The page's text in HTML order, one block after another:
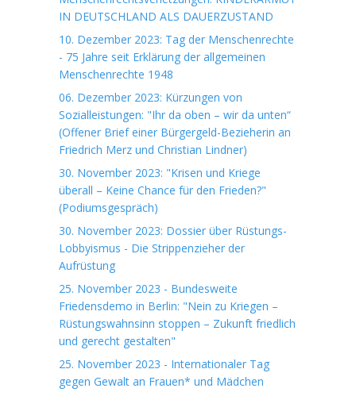
IN DEUTSCHLAND ALS DAUERZUSTAND
10. Dezember 2023: Tag der Menschenrechte
- 75 Jahre seit Erklärung der allgemeinen
Menschenrechte 1948
06. Dezember 2023: Kürzungen von
Sozialleistungen: "Ihr da oben – wir da unten“
(Offener Brief einer Bürgergeld-Bezieherin an
Friedrich Merz und Christian Lindner)
30. November 2023: "Krisen und Kriege
überall – Keine Chance für den Frieden?"
(Podiumsgespräch)
30. November 2023: Dossier über Rüstungs-
Lobbyismus - Die Strippenzieher der
Aufrüstung
25. November 2023 - Bundesweite
Friedensdemo in Berlin: "Nein zu Kriegen –
Rüstungswahnsinn stoppen – Zukunft friedlich
und gerecht gestalten"
25. November 2023 - Internationaler Tag
gegen Gewalt an Frauen* und Mädchen